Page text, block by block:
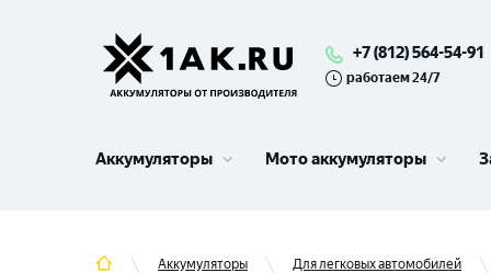
+7 (812) 564-54-91
работаем 24/7
Аккумуляторы Мото аккумуляторы
Аккумуляторы Для легковых автомобилей